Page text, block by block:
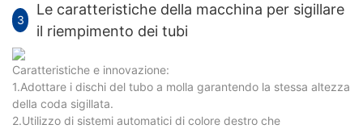
3
Le caratteristiche della macchina per sigillare
il riempimento dei tubi
Caratteristiche e innovazione:
1.Adottare i dischi del tubo a molla garantendo la stessa altezza
della coda sigillata.
2.Utilizzo di sistemi automatici di colore destro che